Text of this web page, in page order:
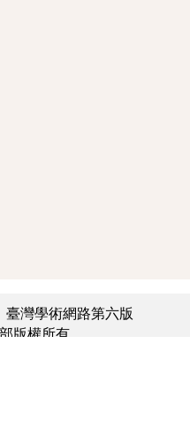
臺灣學術網路第六版
版權所有